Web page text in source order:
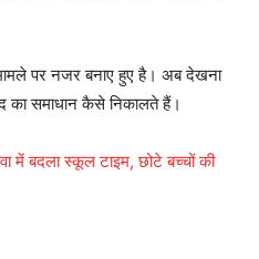
पर नजर बनाए हुए है। अब देखना
का समाधान कैसे निकालते हैं।
में बदला स्कूल टाइम, छोटे बच्चों की